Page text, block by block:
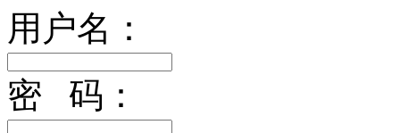
用户名：
密 码：